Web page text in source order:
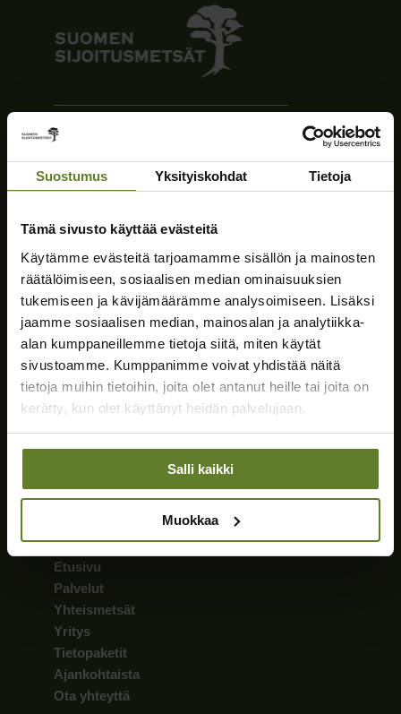
Suostumus Yksityiskohdat Tietoja
Tämä sivusto käyttää evästeitä
Käytämme evästeitä tarjoamamme sisällön ja mainosten
räätälöimiseen, sosiaalisen median ominaisuuksien
tukemiseen ja kävijämäärämme analysoimiseen. Lisäksi
jaamme sosiaalisen median, mainosalan ja analytiikka-
alan kumppaneillemme tietoja siitä, miten käytät
sivustoamme. Kumppanimme voivat yhdistää näitä
tietoja muihin tietoihin, joita olet antanut heille tai joita on
kerätty, kun olet käyttänyt heidän palvelujaan.
Salli kaikki
Muokkaa
Yhteystiedot
Suomen Sijoitusmetsät Oy
Y-tunnus: 2546378-1
Telitie 1A
80100 Joensuu
Etusivu
Palvelut
Yhteismetsät
Yritys
Tietopaketit
Ajankohtaista
Ota yhteyttä